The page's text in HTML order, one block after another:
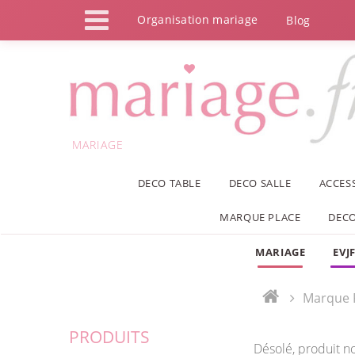
Organisation mariage Blog
MARIAGE
DECO TABLE DECO SALLE
MARQUE PLACE
MARIAGE EVJF
PRODUITS
Marque
Désolé, produit
Panneau de gestion des cookies